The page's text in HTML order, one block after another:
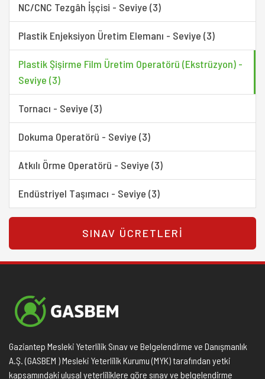
NC/CNC Tezgâh İşçisi - Seviye (3)
Plastik Enjeksiyon Üretim Elemanı - Seviye (3)
Plastik Şişirme Film Üretim Operatörü (Ekstrüzyon) -
Seviye (3)
Tornacı - Seviye (3)
Dokuma Operatörü - Seviye (3)
Atkılı Örme Operatörü - Seviye (3)
Endüstriyel Taşımacı - Seviye (3)
SINAV ÜCRETLERI
Gaziantep Mesleki Yeterlilik Sınav ve Belgelendirme ve Danışmanlık
A.Ş. (GASBEM ) Mesleki Yeterlilik Kurumu (MYK) tarafından yetki
kapsamındaki ulusal yeterliliklere göre sınav ve belgelendirme